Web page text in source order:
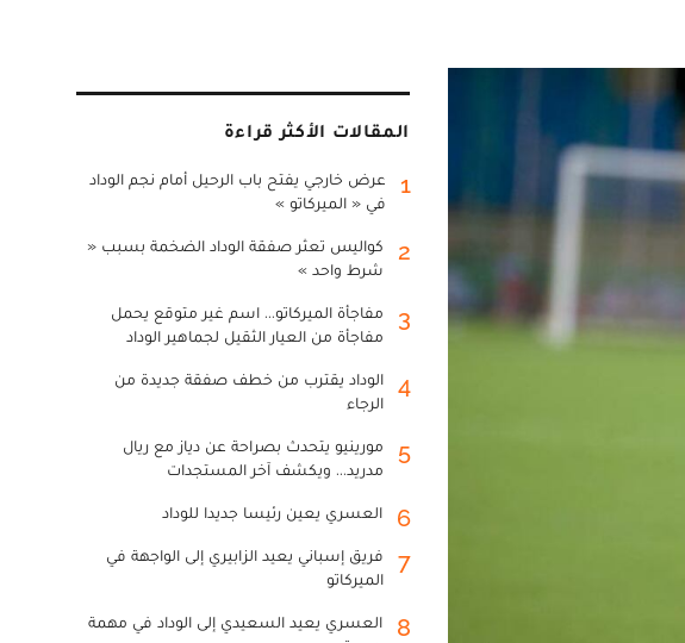
المقالات الأكثر قراءة
1
عرض خارجي يفتح باب الرحيل أمام نجم الوداد
في « الميركاتو »
2
كواليس تعثر صفقة الوداد الضخمة بسبب «
شرط واحد »
3
مفاجأة الميركاتو... اسم غير متوقع يحمل
مفاجأة من العيار الثقيل لجماهير الوداد
4
الوداد يقترب من خطف صفقة جديدة من
الرجاء
5
مورينيو يتحدث بصراحة عن دياز مع ريال
مدريد... ويكشف آخر المستجدات
6 العسري يعين رئيسا جديدا للوداد
7
فريق إسباني يعيد الزابيري إلى الواجهة في
الميركاتو
8
العسري يعيد السعيدي إلى الوداد في مهمة